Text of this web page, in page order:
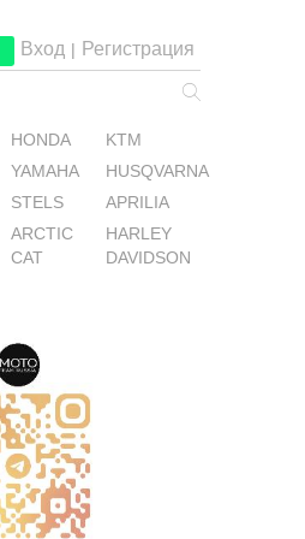
Вход | Регистрация
HONDA
KTM
YAMAHA
HUSQVARNA
STELS
APRILIA
ARCTIC
CAT
HARLEY
DAVIDSON